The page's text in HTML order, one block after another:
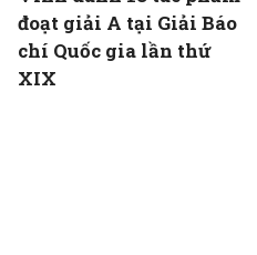
đoạt giải A tại Giải Báo
chí Quốc gia lần thứ
XIX